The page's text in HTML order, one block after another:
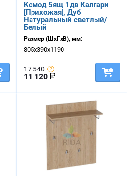
Комод 5ящ 1дв Калгари
[Прихожая], Дуб
Натуральный светлый/
Белый
Размер (ШхГхВ), мм:
805х390х1190
17 540
11 120